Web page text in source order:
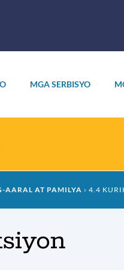
MGA SERBISYO
AARAL AT PAMILYA 4.4